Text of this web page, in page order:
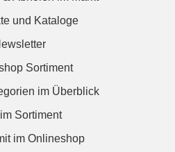
und Kataloge
Sortiment
im Überblick
Sortiment
im Onlineshop